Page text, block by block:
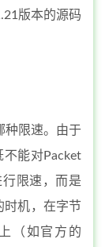
版本的源码
种限速。由于
不能对Packet
限速，而是
时机，在字节
（如官方的